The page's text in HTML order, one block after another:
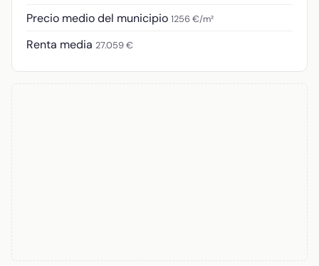
Precio medio del municipio 1256 €/m²
Renta media 27.059 €